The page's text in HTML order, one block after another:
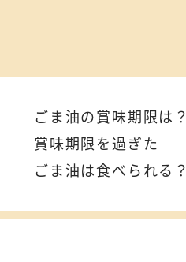
ごま油の賞味期限は？
賞味期限を過ぎた
ごま油は食べられる？